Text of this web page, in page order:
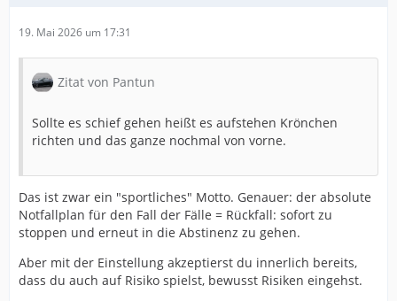
19. Mai 2026 um 17:31
Zitat von Pantun
Sollte es schief gehen heißt es aufstehen Krönchen
richten und das ganze nochmal von vorne.
Das ist zwar ein "sportliches" Motto. Genauer: der absolute
Notfallplan für den Fall der Fälle = Rückfall: sofort zu
stoppen und erneut in die Abstinenz zu gehen.
Aber mit der Einstellung akzeptierst du innerlich bereits,
dass du auch auf Risiko spielst, bewusst Risiken eingehst.